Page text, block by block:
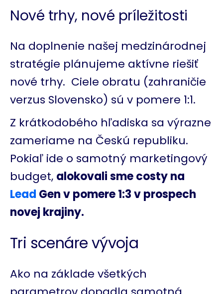
Nové trhy, nové príležitosti
Na doplnenie našej medzinárodnej
stratégie plánujeme aktívne riešiť
nové trhy. Ciele obratu (zahraničie
verzus Slovensko) sú v pomere 1:1.
Z krátkodobého hľadiska sa výrazne
zameriame na Českú republiku.
Pokiaľ ide o samotný marketingový
budget, alokovali sme costy na
Lead Gen v pomere 1:3 v prospech
novej krajiny.
Tri scenáre vývoja
Ako na základe všetkých